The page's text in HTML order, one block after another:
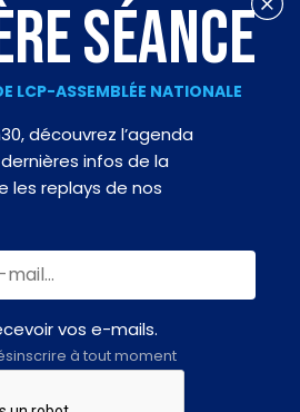
SÉANCE
LCP-ASSEMBLÉE NATIONALE
découvrez l’agenda
infos de la
les replays de nos
vos e-mails.
à tout moment